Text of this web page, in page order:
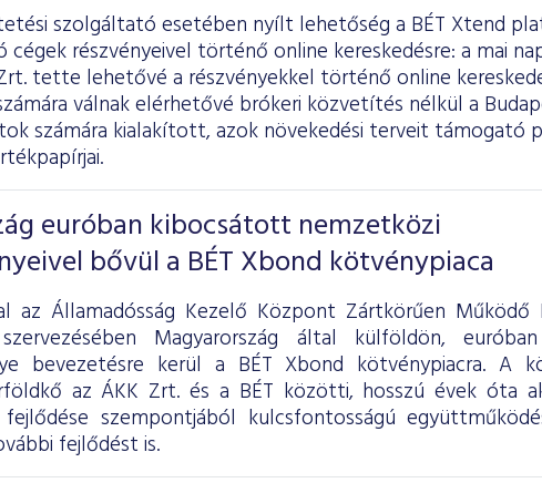
szolgáltató esetében nyílt lehetőség a BÉT Xtend
részvényeivel történő online kereskedésre: a mai
tette lehetővé a részvényekkel történő online
válnak elérhetővé brókeri közvetítés nélkül a
számára kialakított, azok növekedési terveit támogató
euróban kibocsátott nemzetközi
bővül a BÉT Xbond kötvénypiaca
az Államadósság Kezelő Központ Zártkörűen Működő
Magyarország által külföldön,
bevezetésre kerül a BÉT Xbond kötvénypiacra. A
az ÁKK Zrt. és a BÉT közötti, hosszú évek óta
szempontjából kulcsfontosságú
fejlődést is.